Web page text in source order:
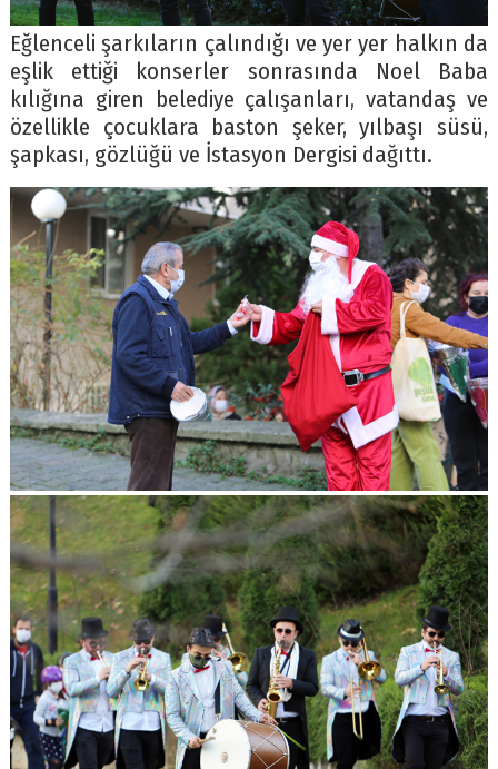
Eğlenceli şarkıların çalındığı ve yer yer halkın da
eşlik ettiği konserler sonrasında Noel Baba
kılığına giren belediye çalışanları, vatandaş ve
özellikle çocuklara baston şeker, yılbaşı süsü,
şapkası, gözlüğü ve İstasyon Dergisi dağıttı.